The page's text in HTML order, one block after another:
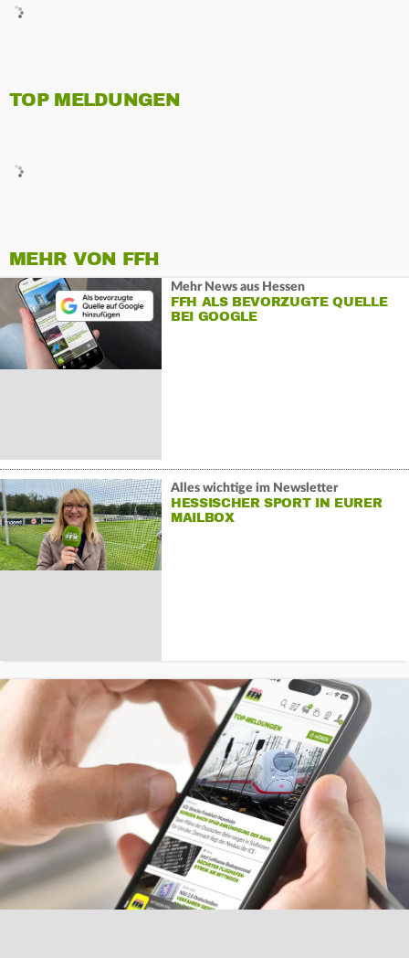
TOP MELDUNGEN
MEHR VON FFH
Mehr News aus Hessen
FFH ALS BEVORZUGTE QUELLE
BEI GOOGLE
Alles wichtige im Newsletter
HESSISCHER SPORT IN EURER
MAILBOX